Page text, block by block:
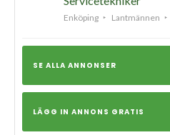
Enköping Lantmännen
SE ALLA ANNONSER
LÄGG IN ANNONS GRATIS